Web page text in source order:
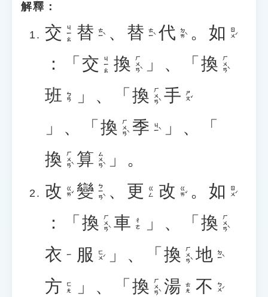
解釋：
交 ㄐㄧㄠ 替 ㄊㄧˋ 、 替 ㄊㄧˋ 代 ㄉㄞˋ 。 如 ㄖㄨˊ
：「 交 ㄐㄧㄠ 換 ㄏㄨㄢˋ 」、「 換 ㄏㄨㄢˋ
班 ㄅㄢ 」、「 換 ㄏㄨㄢˋ 手 ㄕㄡˇ
」、「 換 ㄏㄨㄢˋ 季 ㄐㄧˋ
」、「
換 ㄏㄨㄢˋ 算 ㄙㄨㄢˋ
」。
改 ㄍㄞˇ 變 ㄅㄧㄢˋ 、 更 ㄍㄥ 改 ㄍㄞˇ 。 如 ㄖㄨˊ
：「 換 ㄏㄨㄢˋ 車 ㄔㄜ 」、「 換 ㄏㄨㄢˋ
衣 ㄧ 服 ㄈㄨˊ 」、「 換 ㄏㄨㄢˋ 地 ㄉㄧˋ
方 ㄈㄤ 」、「 換 ㄏㄨㄢˋ 湯 ㄊㄤ 不 ㄅㄨˊ